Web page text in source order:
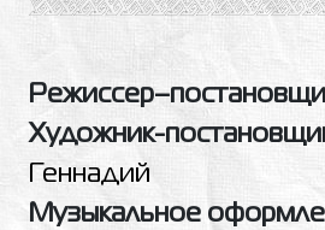
Художник-
Геннадий
Музыкальное